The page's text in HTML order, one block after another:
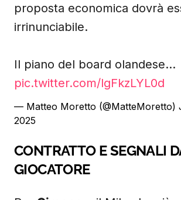
proposta economica dovrà
irrinunciabile.
Il piano del board olandese…
pic.twitter.com/lgFkzLYL0d
— Matteo Moretto (@MatteMoretto)
2025
CONTRATTO E SEGNALI
GIOCATORE